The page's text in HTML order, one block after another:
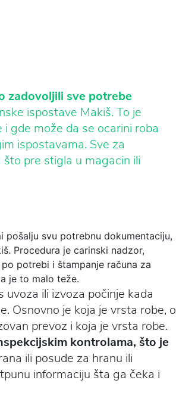
zadovoljili sve potrebe
ispostave Makiš. To je
gde može da se ocarini roba
ispostavama. Sve za
pre stigla u magacin ili
pošalju svu potrebnu dokumentaciju,
Procedura je carinski nadzor,
potrebi i štampanje računa za
je to malo teže.
ili izvoza počinje kada
Osnovno je koja je vrsta robe, o
prevoz i koja je vrsta robe.
kontrolama, što je
ili posude za hranu ili
informaciju šta ga čeka i